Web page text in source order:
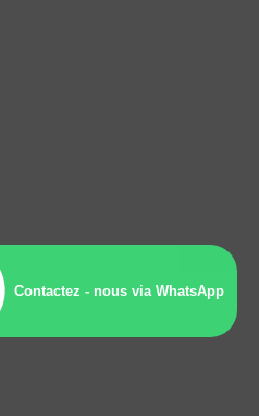
Contactez - nous via WhatsApp